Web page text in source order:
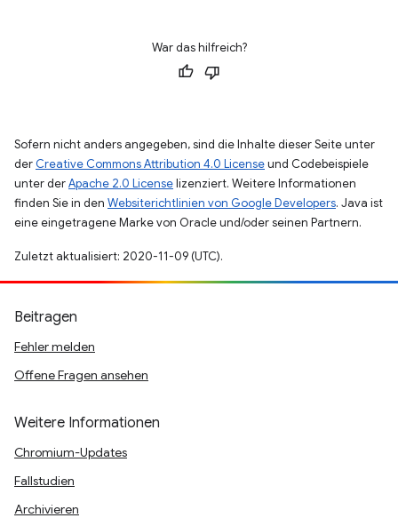
War das hilfreich?
Sofern nicht anders angegeben, sind die Inhalte dieser Seite unter
der Creative Commons Attribution 4.0 Licenseund Codebeispiele
unter derApache 2.0 Licenselizenziert. Weitere Informationen
finden Sie in den Websiterichtlinien von Google Developers. Java ist
eine eingetragene Marke von Oracle und/oder seinen Partnern.
Zuletzt aktualisiert: 2020-11-09 (UTC).
Beitragen
Fehler melden
Offene Fragen ansehen
Weitere Informationen
Chromium-Updates
Fallstudien
Archivieren